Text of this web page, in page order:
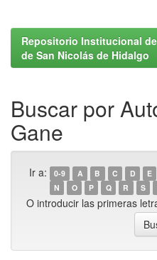
Repositorio Institucional
de San Nicolás de Hidalgo
Buscar por
Gane
Ir a: 0-9 A B C D E
N
O P Q R S
O introducir las primeras